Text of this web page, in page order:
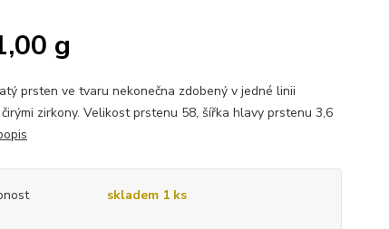
g
prsten ve tvaru nekonečna zdobený v jedné linii
zirkony. Velikost prstenu 58, šířka hlavy prstenu 3,6
skladem 1 ks